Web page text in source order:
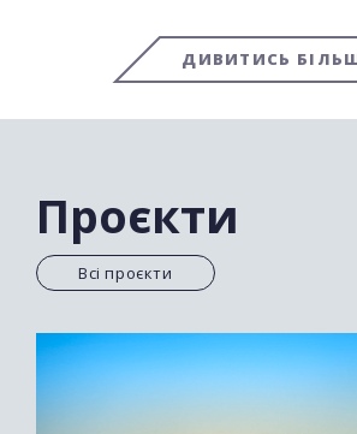
ДИВИТИСЬ
Проєкти
Всі проєкти